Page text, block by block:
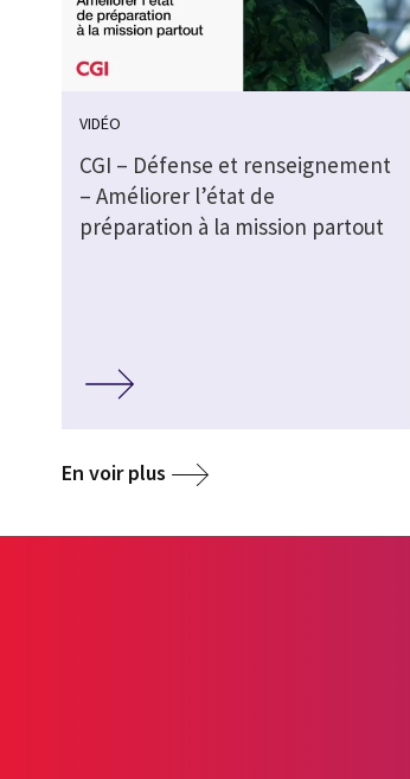
VIDÉO
CGI – Défense et renseignement
– Améliorer l’état de
préparation à la mission partout
En voir plus